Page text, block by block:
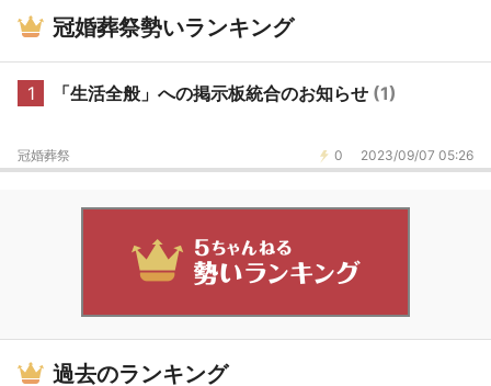
冠婚葬祭勢いランキング
1 「生活全般」への掲示板統合のお知らせ (1)
0 2023/09/07 05:26
冠婚葬祭
過去のランキング